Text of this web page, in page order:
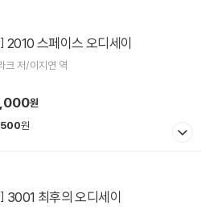
2010 스페이스 오디세이
아서 C. 클라크 저/이지연 역
원
원
3001 최후의 오디세이